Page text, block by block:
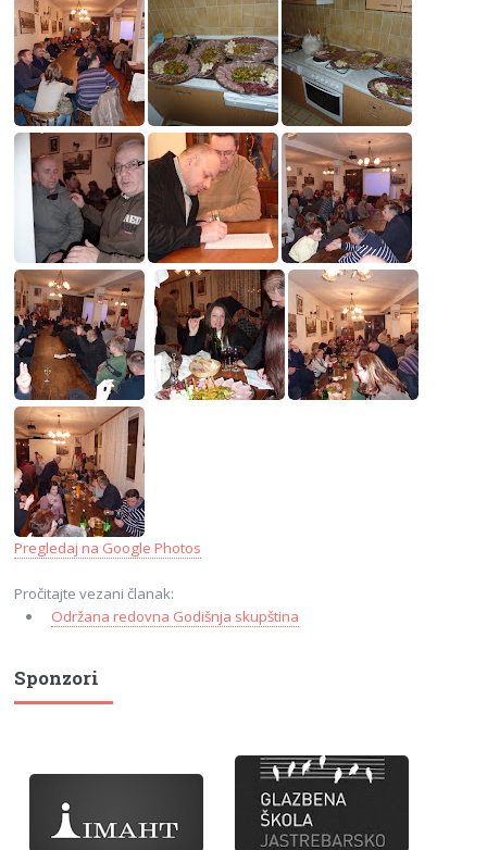
Pregledaj na Google Photos
Pročitajte vezani članak:
Održana redovna Godišnja skupština
Sponzori